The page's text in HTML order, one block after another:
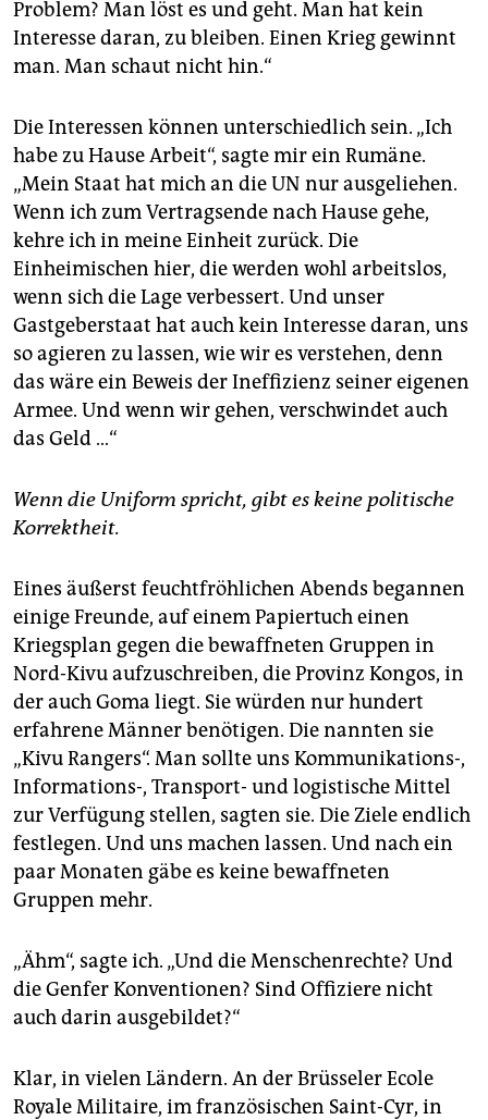
Problem? Man löst es und geht. Man hat kein
Interesse daran, zu bleiben. Einen Krieg gewinnt
man. Man schaut nicht hin.“
Die Interessen können unterschiedlich sein. „Ich
habe zu Hause Arbeit“, sagte mir ein Rumäne.
„Mein Staat hat mich an die UN nur ausgeliehen.
Wenn ich zum Vertragsende nach Hause gehe,
kehre ich in meine Einheit zurück. Die
Einheimischen hier, die werden wohl arbeitslos,
wenn sich die Lage verbessert. Und unser
Gastgeberstaat hat auch kein Interesse daran, uns
so agieren zu lassen, wie wir es verstehen, denn
das wäre ein Beweis der Ineffizienz seiner eigenen
Armee. Und wenn wir gehen, verschwindet auch
das Geld …“
Wenn die Uniform spricht, gibt es keine politische
Korrektheit.
Eines äußerst feuchtfröhlichen Abends begannen
einige Freunde, auf einem Papiertuch einen
Kriegsplan gegen die bewaffneten Gruppen in
Nord-Kivu aufzuschreiben, die Provinz Kongos, in
der auch Goma liegt. Sie würden nur hundert
erfahrene Männer benötigen. Die nannten sie
„Kivu Rangers“. Man sollte uns Kommunikations-,
Informations-, Transport- und logistische Mittel
zur Verfügung stellen, sagten sie. Die Ziele endlich
festlegen. Und uns machen lassen. Und nach ein
paar Monaten gäbe es keine bewaffneten
Gruppen mehr.
„Ähm“, sagte ich. „Und die Menschenrechte? Und
die Genfer Konventionen? Sind Offiziere nicht
auch darin ausgebildet?“
Klar, in vielen Ländern. An der Brüsseler Ecole
Royale Militaire, im französischen Saint-Cyr, in